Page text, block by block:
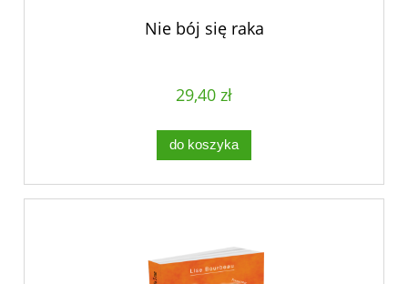
Nie bój się raka
29,40 zł
do koszyka